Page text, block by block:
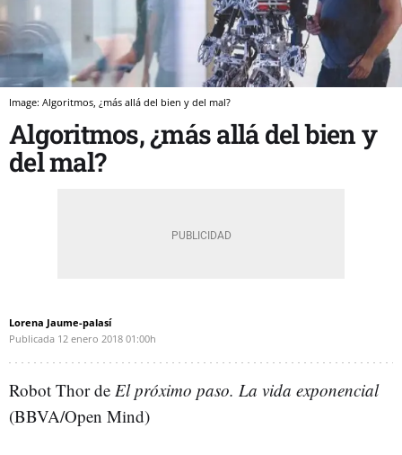
Image: Algoritmos, ¿más allá del bien y del mal?
Algoritmos, ¿más allá del bien y
del mal?
Lorena Jaume-palasí
Publicada 12 enero 2018 01:00h
Robot Thor de El próximo paso. La vida exponencial
(BBVA/Open Mind)